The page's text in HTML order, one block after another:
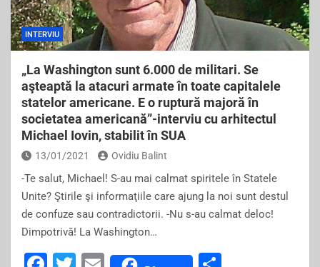
INTERVIU
„La Washington sunt 6.000 de militari. Se
aşteaptă la atacuri armate în toate capitalele
statelor americane. E o ruptură majoră în
societatea americană”-interviu cu arhitectul
Michael Iovin, stabilit în SUA
13/01/2021 Ovidiu Balint
-Te salut, Michael! S-au mai calmat spiritele în Statele
Unite? Ştirile şi informaţiile care ajung la noi sunt destul
de confuze sau contradictorii. -Nu s-au calmat deloc!
Dimpotrivă! La Washington…